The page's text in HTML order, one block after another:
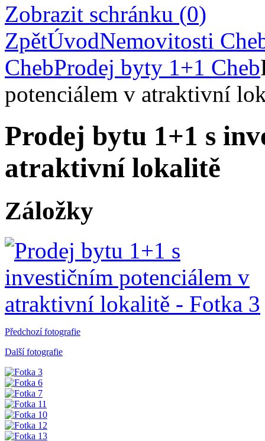
Zobrazit schránku (0)
ZpětÚvodNemovitosti
ChebProdej byty 1+1 Cheb
potenciálem v atraktivní
Prodej bytu 1+1 s
atraktivní lokalitě
Záložky
Předchozí fotografie
Další fotografie